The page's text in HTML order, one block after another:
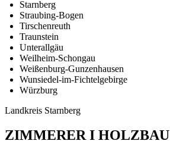
Starnberg
Straubing-Bogen
Tirschenreuth
Traunstein
Unterallgäu
Weilheim-Schongau
Weißenburg-Gunzenhausen
Wunsiedel-im-Fichtelgebirge
Würzburg
Landkreis Starnberg
ZIMMERER I HOLZBAU